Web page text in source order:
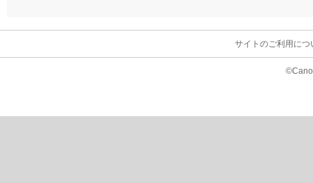
サイトのご利用につ